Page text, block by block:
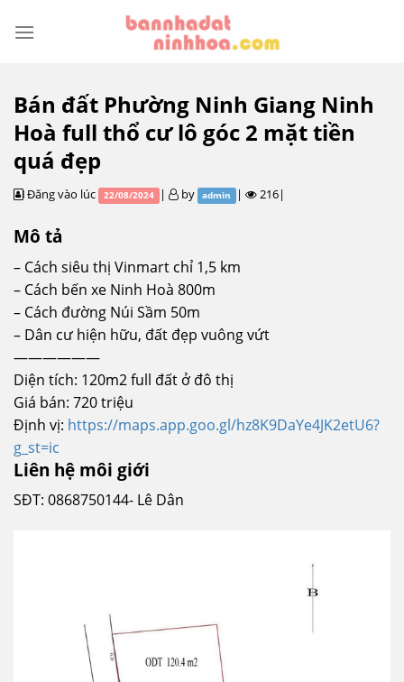
Bán đất Phường Ninh Giang Ninh
Hoà full thổ cư lô góc 2 mặt tiền
quá đẹp
Đăng vào lúc 22/08/2024 | by admin | 216|
Mô tả
– Cách siêu thị Vinmart chỉ 1,5 km
– Cách bến xe Ninh Hoà 800m
– Cách đường Núi Sầm 50m
– Dân cư hiện hữu, đất đẹp vuông vứt
——————
Diện tích: 120m2 full đất ở đô thị
Giá bán: 720 triệu
Định vị: https://maps.app.goo.gl/hz8K9DaYe4JK2etU6?
g_st=ic
Liên hệ môi giới
SĐT: 0868750144- Lê Dân